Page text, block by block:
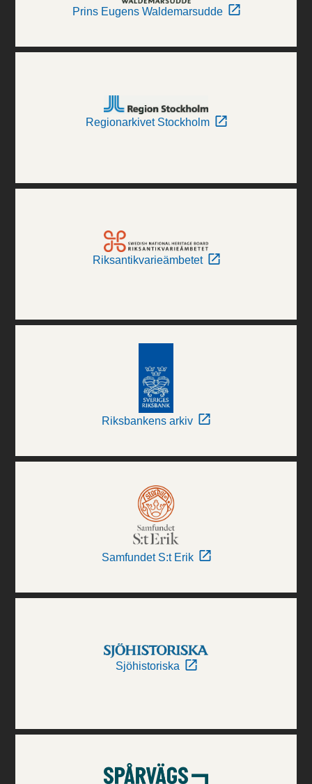
Prins Eugens Waldemarsudde
Regionarkivet Stockholm
Riksantikvarieämbetet
Riksbankens arkiv
Samfundet S:t Erik
Sjöhistoriska